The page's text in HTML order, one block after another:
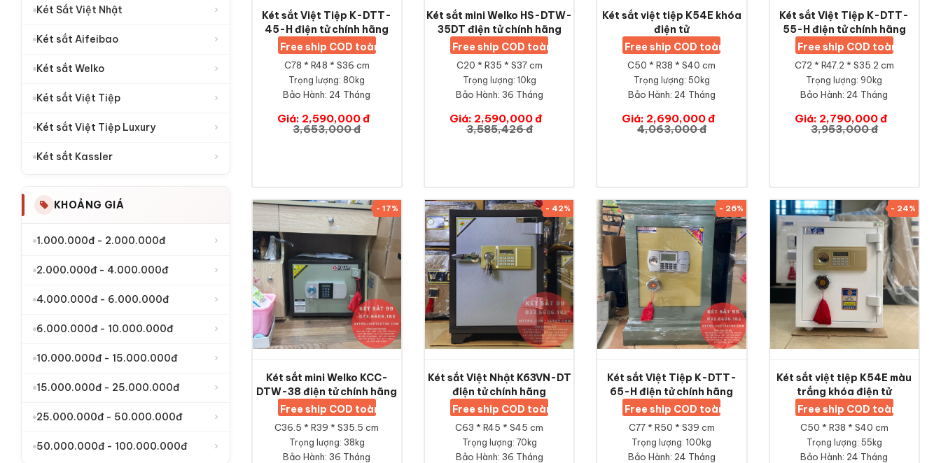
Két Sắt Việt Nhật ›
Két sắt Aifeibao ›
Két sắt Welko ›
Két sắt Việt Tiệp ›
Két sắt Việt Tiệp Luxury ›
Két sắt Kassler ›
KHOẢNG GIÁ
1.000.000đ - 2.000.000đ ›
2.000.000đ - 4.000.000đ ›
4.000.000đ - 6.000.000đ ›
6.000.000đ - 10.000.000đ ›
10.000.000đ - 15.000.000đ ›
15.000.000đ - 25.000.000đ ›
25.000.000đ - 50.000.000đ ›
50.000.000đ - 100.000.000đ ›
Két sắt Việt Tiệp K-DTT-
45-H điện tử chính hãng
Free ship COD toàn quốc
C78 * R48 * S36 cm
Trọng lượng: 80kg
Bảo Hành: 24 Tháng
Giá: 2,590,000 đ
3,653,000 đ
Két sắt mini Welko HS-DTW-
35DT điện tử chính hãng
Free ship COD toàn quốc
C20 * R35 * S37 cm
Trọng lượng: 10kg
Bảo Hành: 36 Tháng
Giá: 2,590,000 đ
3,585,426 đ
Két sắt việt tiệp K54E khóa
điện tử
Free ship COD toàn quốc
C50 * R38 * S40 cm
Trọng lượng: 50kg
Bảo Hành: 24 Tháng
Giá: 2,690,000 đ
4,063,000 đ
Két sắt Việt Tiệp K-DTT-
55-H điện tử chính hãng
Free ship COD toàn quốc
C72 * R47.2 * S35.2 cm
Trọng lượng: 90kg
Bảo Hành: 24 Tháng
Giá: 2,790,000 đ
3,953,000 đ
- 17%
Két sắt mini Welko KCC-
DTW-38 điện tử chính hãng
Free ship COD toàn quốc
C36.5 * R39 * S35.5 cm
Trọng lượng: 38kg
Bảo Hành: 36 Tháng
- 42%
Két sắt Việt Nhật K63VN-DT
điện tử chính hãng
Free ship COD toàn quốc
C63 * R45 * S45 cm
Trọng lượng: 70kg
Bảo Hành: 36 Tháng
- 26%
Két sắt Việt Tiệp K-DTT-
65-H điện tử chính hãng
Free ship COD toàn quốc
C77 * R50 * S39 cm
Trọng lượng: 100kg
Bảo Hành: 24 Tháng
- 24%
Két sắt việt tiệp K54E màu
trắng khóa điện tử
Free ship COD toàn quốc
C50 * R38 * S40 cm
Trọng lượng: 55kg
Bảo Hành: 24 Tháng